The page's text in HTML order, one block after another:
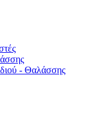
- Θαλάσσης